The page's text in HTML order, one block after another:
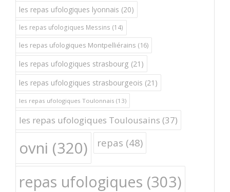
les repas ufologiques lyonnais (20)
les repas ufologiques Messins (14)
les repas ufologiques Montpelliérains (16)
les repas ufologiques strasbourg (21)
les repas ufologiques strasbourgeois (21)
les repas ufologiques Toulonnais (13)
les repas ufologiques Toulousains (37)
ovni (320) repas (48)
repas ufologiques (303)